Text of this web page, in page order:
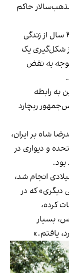
حاکم
به نوشته بنیاد نیکسون این دو نفر بیش از ۴۰ سال از زندگی
شکل‌گیری یک
به نقض
به رابطه
ریچارد
شاه بر ایران،
و دیواری در
بود.
نیکسون در مصاحبه‌ای که سال ۱۹۸۳میلادی انجام شد،
دیگری» که در
کرده‌،
بسیار
یافتم.»